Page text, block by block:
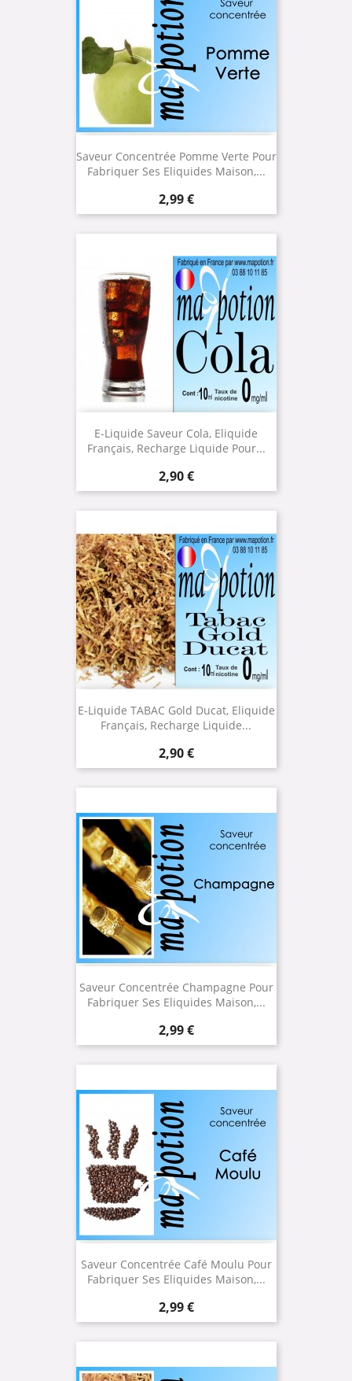
Saveur Concentrée Pomme Verte Pour
Fabriquer Ses Eliquides Maison,...
Prix
2,99 €
E-Liquide Saveur Cola, Eliquide
Français, Recharge Liquide Pour...
Prix
2,90 €
E-Liquide TABAC Gold Ducat, Eliquide
Français, Recharge Liquide...
Prix
2,90 €
Saveur Concentrée Champagne Pour
Fabriquer Ses Eliquides Maison,...
Prix
2,99 €
Saveur Concentrée Café Moulu Pour
Fabriquer Ses Eliquides Maison,...
Prix
2,99 €